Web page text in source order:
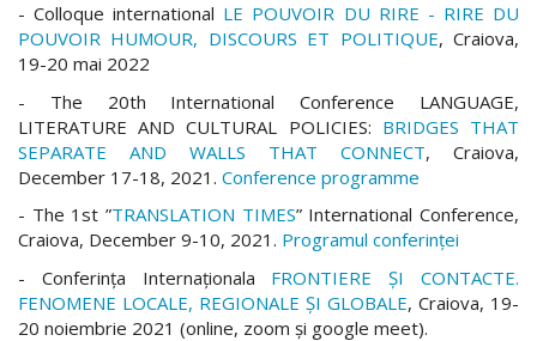
- Colloque international LE POUVOIR DU RIRE - RIRE DU
POUVOIR HUMOUR, DISCOURS ET POLITIQUE, Craiova,
19-20 mai 2022
- The 20th International Conference LANGUAGE,
LITERATURE AND CULTURAL POLICIES: BRIDGES THAT
SEPARATE AND WALLS THAT CONNECT, Craiova,
December 17-18, 2021. Conference programme
- The 1st ”TRANSLATION TIMES” International Conference,
Craiova, December 9-10, 2021. Programul conferinței
- Conferința Internaționala FRONTIERE ȘI CONTACTE.
FENOMENE LOCALE, REGIONALE ȘI GLOBALE, Craiova, 19-
20 noiembrie 2021 (online, zoom și google meet).